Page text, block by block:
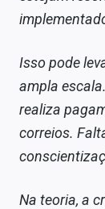
Isso pode
ampla
realiza
correios.
Na teoria, a